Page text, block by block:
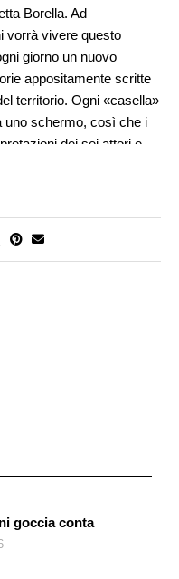
Borella. Ad
vorrà vivere questo
giorno un nuovo
appositamente scritte
territorio. Ogni «casella»
uno schermo, così che i
dei sei attori e
ogni narrazione si
create dal
e fino al 6
Stroppini, Bérénice
di storie a Mendrisio
goccia conta